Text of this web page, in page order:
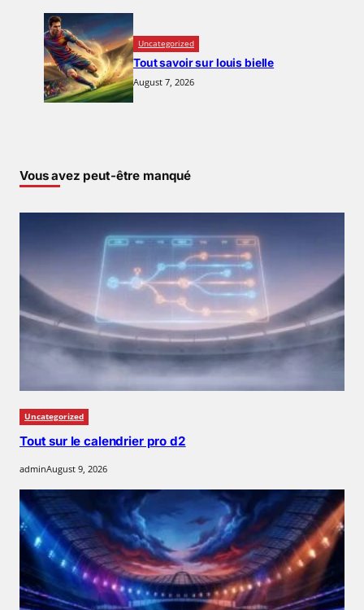
Uncategorized
Tout savoir sur louis bielle
August 7, 2026
Vous avez peut-être manqué
Uncategorized
Tout sur le calendrier pro d2
adminAugust 9, 2026